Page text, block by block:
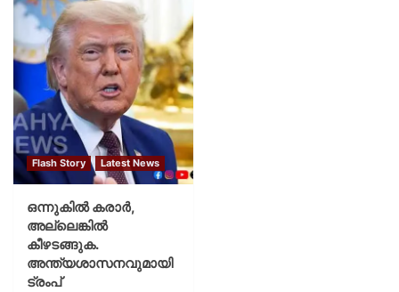
Flash Story Latest News
ഒന്നുകില്‍ കരാര്‍,
അല്ലെങ്കില്‍
കീഴടങ്ങുക.
അന്ത്യശാസനവുമായി
ട്രംപ്